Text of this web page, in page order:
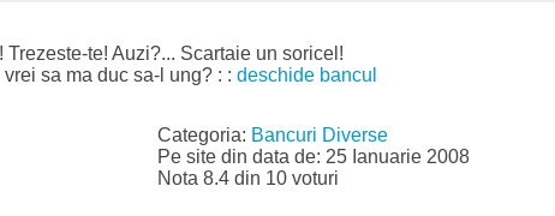
Trezeste-te! Auzi?... Scartaie un soricel!
vrei sa ma duc sa-l ung? : : deschide bancul
Categoria: Bancuri Diverse
Pe site din data de: 25 Ianuarie 2008
Nota 8.4 din 10 voturi